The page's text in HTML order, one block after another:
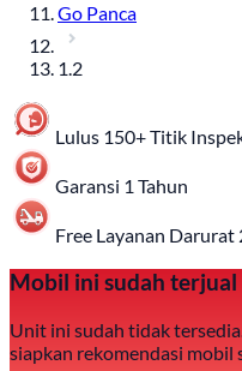
Go Panca
1.2
Lulus 150+ Titik
Garansi 1 Tahun
Free Layanan Darurat
Mobil ini sudah terjual
Unit ini sudah tidak
siapkan rekomendasi mobil